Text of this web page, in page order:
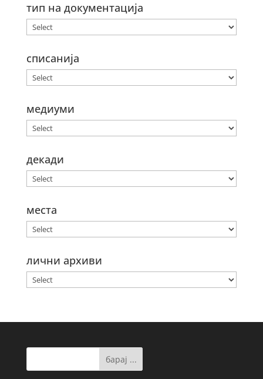
тип на документација
списанија
медиуми
декади
места
лични архиви